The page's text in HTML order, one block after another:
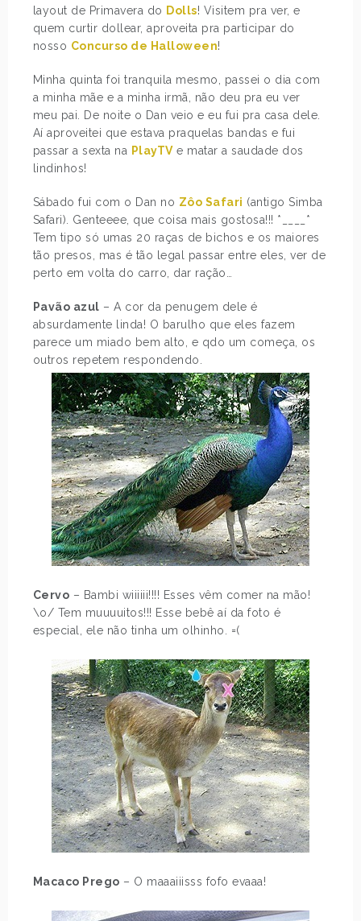
layout de Primavera do Dolls! Visitem pra ver, e
quem curtir dollear, aproveita pra participar do
nosso Concurso de Halloween!
Minha quinta foi tranquila mesmo, passei o dia com
a minha mãe e a minha irmã, não deu pra eu ver
meu pai. De noite o Dan veio e eu fui pra casa dele.
Aí aproveitei que estava praquelas bandas e fui
passar a sexta na PlayTVe matar a saudade dos
lindinhos!
Sábado fui com o Dan no Zôo Safari (antigo Simba
Safari). Genteeee, que coisa mais gostosa!!! *____*
Tem tipo só umas 20 raças de bichos e os maiores
tão presos, mas é tão legal passar entre eles, ver de
perto em volta do carro, dar ração…
Pavão azul – A cor da penugem dele é
absurdamente linda! O barulho que eles fazem
parece um miado bem alto, e qdo um começa, os
outros repetem respondendo.
Cervo – Bambi wiiiiii!!!! Esses vêm comer na mão!
\o/ Tem muuuuitos!!! Esse bebê aí da foto é
especial, ele não tinha um olhinho. =(
Macaco Prego – O maaaiiisss fofo evaaa!